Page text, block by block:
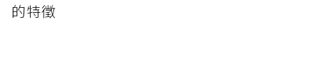
的特徵